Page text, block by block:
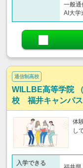
一般通
AI大学
通信制高校
WILLBE高等学院
校 福井キャンパス
体
し
入学できる